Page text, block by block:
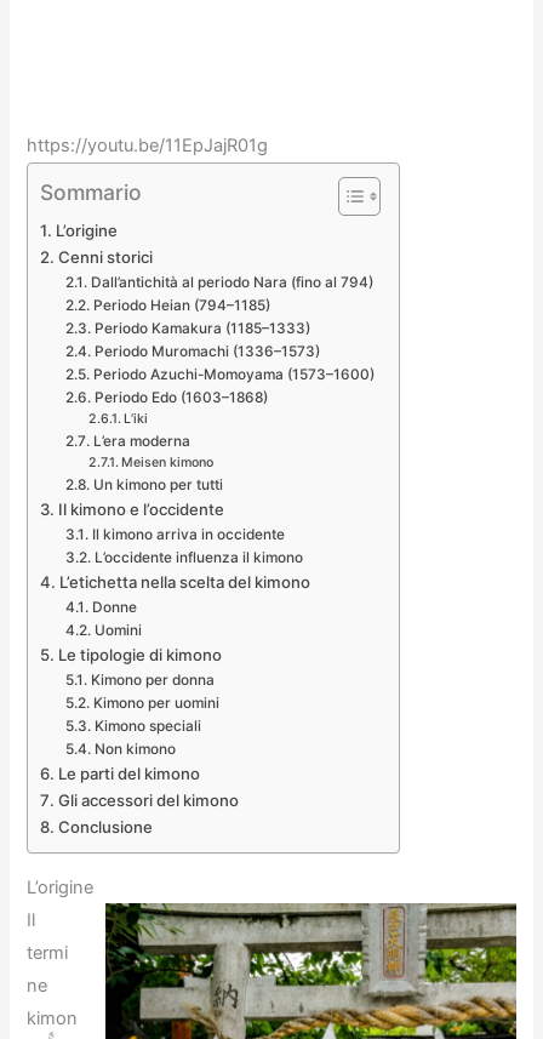
https://youtu.be/11EpJajR01g
Sommario
L’origine
Cenni storici
Dall’antichità al periodo Nara (fino al 794)
Periodo Heian (794–1185)
Periodo Kamakura (1185–1333)
Periodo Muromachi (1336–1573)
Periodo Azuchi-Momoyama (1573–1600)
Periodo Edo (1603–1868)
L’iki
L’era moderna
Meisen kimono
Un kimono per tutti
Il kimono e l’occidente
Il kimono arriva in occidente
L’occidente influenza il kimono
L’etichetta nella scelta del kimono
Donne
Uomini
Le tipologie di kimono
Kimono per donna
Kimono per uomini
Kimono speciali
Non kimono
Le parti del kimono
Gli accessori del kimono
Conclusione
L’origine
Il
termi
ne
kimon
き